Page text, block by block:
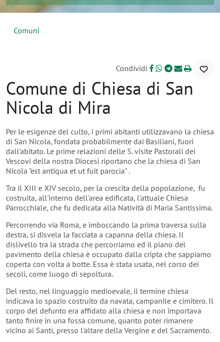
Comuni
Condividi
Comune di Chiesa di San
Nicola di Mira
Per le esigenze del culto, i primi abitanti utilizzavano la chiesa
di San Nicola, fondata probabilmente dai Basiliani, fuori
dall'abitato. Le prime relazioni delle S. visite Pastorali dei
Vescovi della nostra Diocesi riportano che la chiesa di San
Nicola "est antiqua et ut fuit parocia" .
Tra il XIII e XIV secolo, per la crescita della popolazione, fu
costruita, all'interno dell'area edificata, l'attuale Chiesa
Parrocchiale, che fu dedicata alla Natività di Maria Santissima.
Percorrendo via Roma, e imboccando la prima traversa sulla
destra, si disvela la facciata a capanna della chiesa. Il
dislivello tra la strada che percorriamo ed il piano del
pavimento della chiesa è occupato dalla cripta che sappiamo
coperta con volta a botte. Essa è stata usata, nel corso dei
secoli, come luogo di sepoltura.
Del resto, nel linguaggio medioevale, il termine chiesa
indicava lo spazio costruito da navata, campanile e cimitero. Il
corpo del defunto era affidato alla chiesa e non importava
tanto finire in una fossa comune, quanto poter rimanere
vicino ai Santi, presso l'altare della Vergine e del Sacramento.